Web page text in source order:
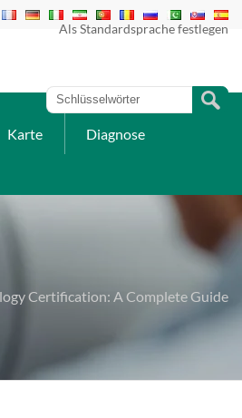
Als Standardsprache festlegen
Karte Diagnose
Certification: A Complete Guide